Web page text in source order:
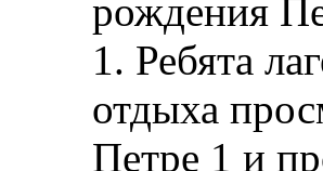
рождения
1. Ребята
отдыха
Петре 1 и